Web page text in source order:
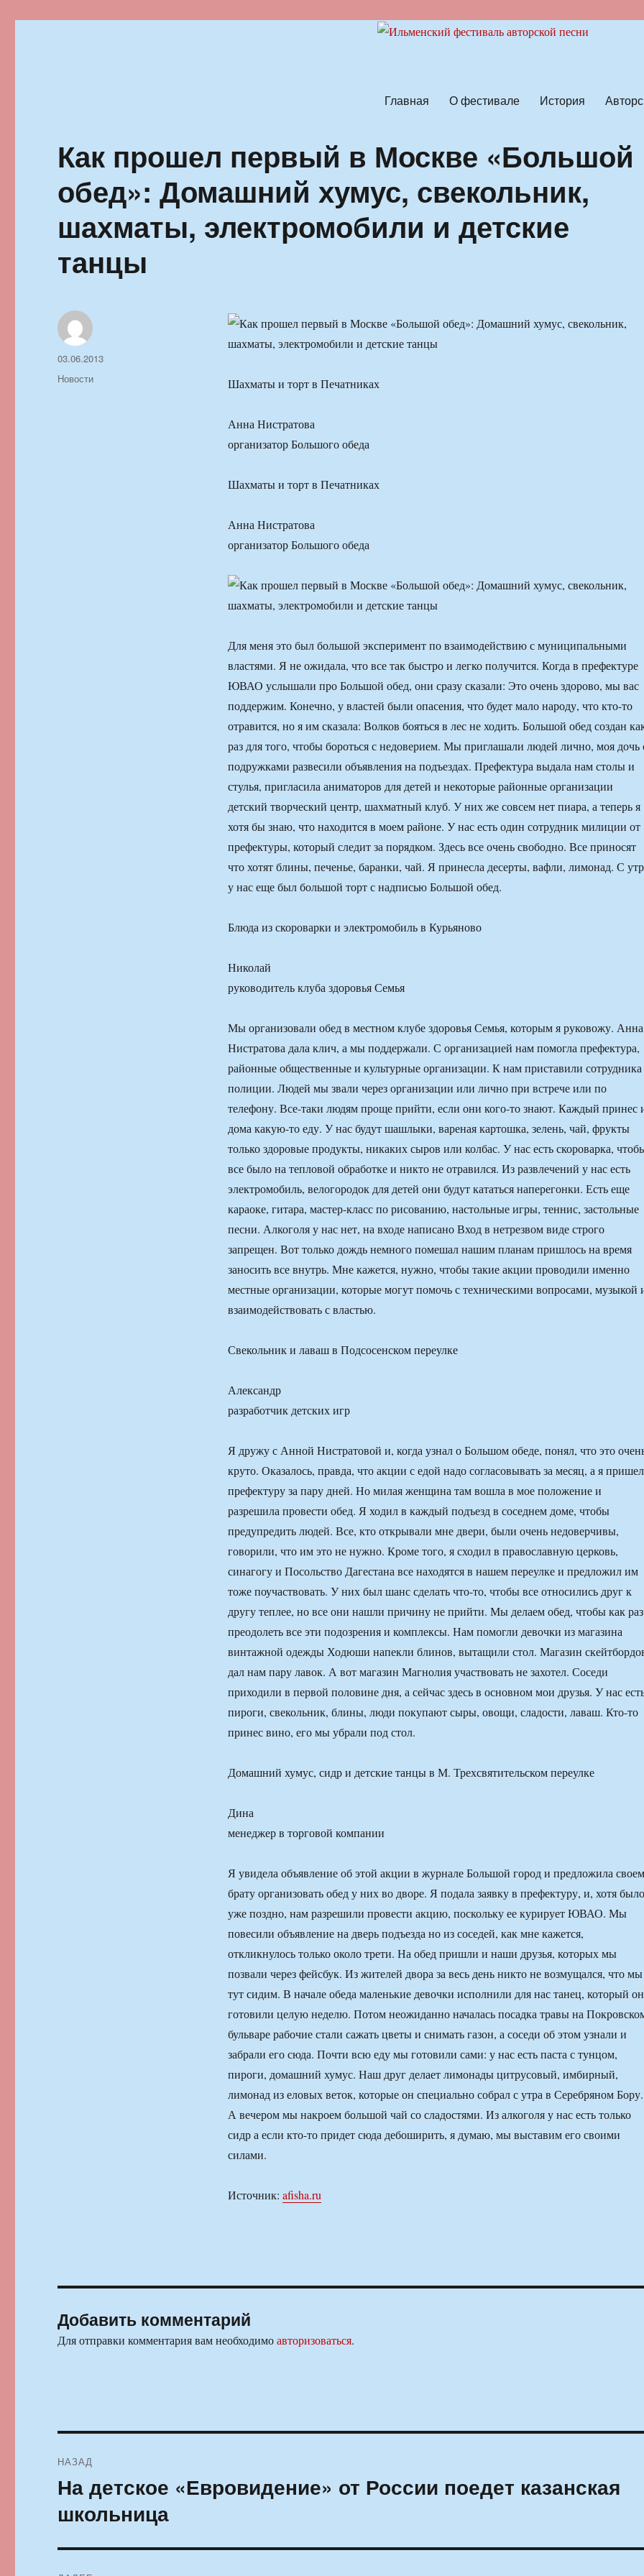
Главная О фестивале История
Как прошел первый в Москве «Большой
обед»: Домашний хумус, свекольник,
шахматы, электромобили и детские
танцы
Шахматы и торт в Печатниках
Анна Нистратова
организатор Большого обеда
Шахматы и торт в Печатниках
Анна Нистратова
организатор Большого обеда
Для меня это был большой эксперимент по взаимодействию с муниципальными
властями. Я не ожидала, что все так быстро и легко получится. Когда в префектуре
ЮВАО услышали про Большой обед, они сразу сказали: Это очень здорово, мы вас
поддержим. Конечно, у властей были опасения, что будет мало народу, что кто-то
отравится, но я им сказала: Волков бояться в лес не ходить. Большой обед создан
раз для того, чтобы бороться с недоверием. Мы приглашали людей лично, моя дочь
подружками развесили объявления на подъездах. Префектура выдала нам столы и
стулья, пригласила аниматоров для детей и некоторые районные организации
детский творческий центр, шахматный клуб. У них же совсем нет пиара, а теперь я
хотя бы знаю, что находится в моем районе. У нас есть один сотрудник милиции от
префектуры, который следит за порядком. Здесь все очень свободно. Все приносят
что хотят блины, печенье, баранки, чай. Я принесла десерты, вафли, лимонад. С
у нас еще был большой торт с надписью Большой обед.
Блюда из скороварки и электромобиль в Курьяново
Николай
руководитель клуба здоровья Семья
Мы организовали обед в местном клубе здоровья Семья, которым я руковожу. Анна
Нистратова дала клич, а мы поддержали. С организацией нам помогла префектура,
районные общественные и культурные организации. К нам приставили сотрудника
полиции. Людей мы звали через организации или лично при встрече или по
телефону. Все-таки людям проще прийти, если они кого-то знают. Каждый принес
дома какую-то еду. У нас будут шашлыки, вареная картошка, зелень, чай, фрукты
только здоровые продукты, никаких сыров или колбас. У нас есть скороварка,
все было на тепловой обработке и никто не отравился. Из развлечений у нас есть
электромобиль, велогородок для детей они будут кататься наперегонки. Есть еще
караоке, гитара, мастер-класс по рисованию, настольные игры, теннис, застольные
песни. Алкоголя у нас нет, на входе написано Вход в нетрезвом виде строго
запрещен. Вот только дождь немного помешал нашим планам пришлось на время
заносить все внутрь. Мне кажется, нужно, чтобы такие акции проводили именно
местные организации, которые могут помочь с техническими вопросами, музыкой
взаимодействовать с властью.
Свекольник и лаваш в Подсосенском переулке
Александр
разработчик детских игр
Я дружу с Анной Нистратовой и, когда узнал о Большом обеде, понял, что это
круто. Оказалось, правда, что акции с едой надо согласовывать за месяц, а я
префектуру за пару дней. Но милая женщина там вошла в мое положение и
разрешила провести обед. Я ходил в каждый подъезд в соседнем доме, чтобы
предупредить людей. Все, кто открывали мне двери, были очень недоверчивы,
говорили, что им это не нужно. Кроме того, я сходил в православную церковь,
синагогу и Посольство Дагестана все находятся в нашем переулке и предложил им
тоже поучаствовать. У них был шанс сделать что-то, чтобы все относились друг к
другу теплее, но все они нашли причину не прийти. Мы делаем обед, чтобы как раз
преодолеть все эти подозрения и комплексы. Нам помогли девочки из магазина
винтажной одежды Ходюши напекли блинов, вытащили стол. Магазин
дал нам пару лавок. А вот магазин Магнолия участвовать не захотел. Соседи
приходили в первой половине дня, а сейчас здесь в основном мои друзья. У нас
пироги, свекольник, блины, люди покупают сыры, овощи, сладости, лаваш. Кто-то
принес вино, его мы убрали под стол.
Домашний хумус, сидр и детские танцы в М. Трехсвятительском переулке
Дина
менеджер в торговой компании
Я увидела объявление об этой акции в журнале Большой город и предложила
брату организовать обед у них во дворе. Я подала заявку в префектуру, и, хотя было
уже поздно, нам разрешили провести акцию, поскольку ее курирует ЮВАО. Мы
повесили объявление на дверь подъезда но из соседей, как мне кажется,
откликнулось только около трети. На обед пришли и наши друзья, которых мы
позвали через фейсбук. Из жителей двора за весь день никто не возмущался, что мы
тут сидим. В начале обеда маленькие девочки исполнили для нас танец, который
готовили целую неделю. Потом неожиданно началась посадка травы на
бульваре рабочие стали сажать цветы и снимать газон, а соседи об этом узнали и
забрали его сюда. Почти всю еду мы готовили сами: у нас есть паста с тунцом,
пироги, домашний хумус. Наш друг делает лимонады цитрусовый, имбирный,
лимонад из еловых веток, которые он специально собрал с утра в Серебряном Бору.
А вечером мы накроем большой чай со сладостями. Из алкоголя у нас есть только
сидр а если кто-то придет сюда дебоширить, я думаю, мы выставим его своими
силами.
Источник: afisha.ru
Автор
Опубликовано
03.06.2013
Рубрики
Новости
Добавить комментарий
Для отправки комментария вам необходимоавторизоваться.
по
записям
НАЗАД
Предыдущая
запись:
На детское «Евровидение» от России поедет казанская
школьница